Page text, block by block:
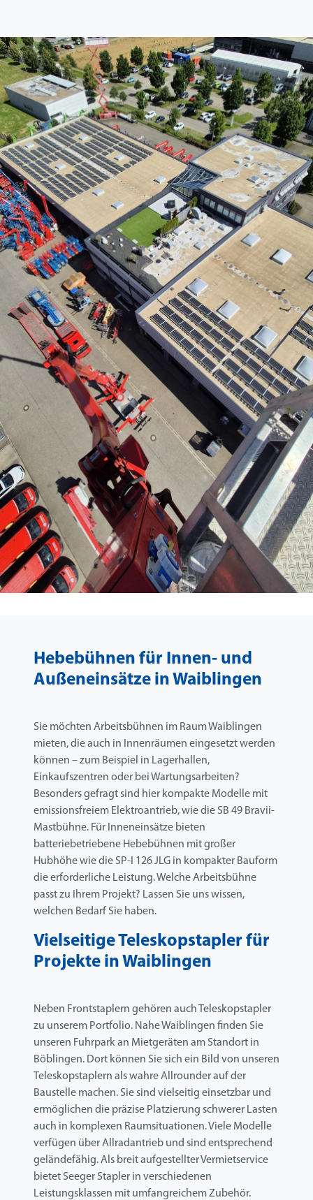
Hebebühnen für Innen- und
Außeneinsätze in Waiblingen
Sie möchten Arbeitsbühnen im Raum Waiblingen
mieten, die auch in Innenräumen eingesetzt werden
können – zum Beispiel in Lagerhallen,
Einkaufszentren oder bei Wartungsarbeiten?
Besonders gefragt sind hier kompakte Modelle mit
emissionsfreiem Elektroantrieb, wie die SB 49 Bravii-
Mastbühne. Für Inneneinsätze bieten
batteriebetriebene Hebebühnen mit großer
Hubhöhe wie die SP-I 126 JLG in kompakter Bauform
die erforderliche Leistung. Welche Arbeitsbühne
passt zu Ihrem Projekt? Lassen Sie uns wissen,
welchen Bedarf Sie haben.
Vielseitige Teleskopstapler für
Projekte in Waiblingen
Neben Frontstaplern gehören auch Teleskopstapler
zu unserem Portfolio. Nahe Waiblingen finden Sie
unseren Fuhrpark an Mietgeräten am Standort in
Böblingen. Dort können Sie sich ein Bild von unseren
Teleskopstaplern als wahre Allrounder auf der
Baustelle machen. Sie sind vielseitig einsetzbar und
ermöglichen die präzise Platzierung schwerer Lasten
auch in komplexen Raumsituationen. Viele Modelle
verfügen über Allradantrieb und sind entsprechend
geländefähig. Als breit aufgestellter Vermietservice
bietet Seeger Stapler in verschiedenen
Leistungsklassen mit umfangreichem Zubehör.